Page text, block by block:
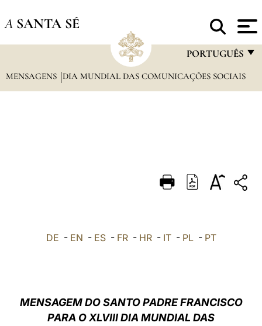
A SANTA SÉ
PORTUGUÊS
FRANÇAIS
DEUTSCH
العربيّة
MENSAGENS DIA MUNDIAL DAS COMUNICAÇÕES SOCIAIS
DE - EN - ES- FR- HR- IT- PL- PT
MENSAGEM DO SANTO PADRE FRANCISCO
PARA O XLVIII DIA MUNDIAL DAS